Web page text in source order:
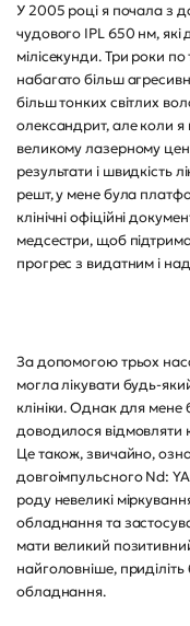
У 2005 році я почала з
чудового IPL 650 нм,
мілісекунди. Три роки
набагато більш
більш тонких світлих
олександрит, але коли
великому лазерному
результати і швидкість
решт, у мене була
клінічні офіційні
медсестри, щоб
прогрес з видатним і
За допомогою трьох
могла лікувати будь-
клініки. Однак для
доводилося відмовляти
Це також, звичайно,
довгоімпульсного Nd:
роду невеликі
обладнання та
мати великий
найголовніше,
обладнання.